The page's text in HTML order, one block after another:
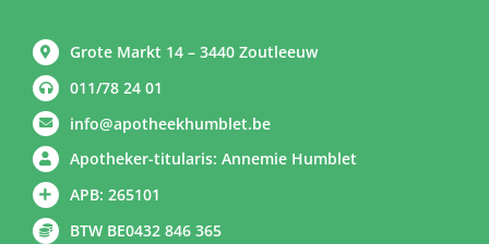
Grote Markt 14 – 3440 Zoutleeuw
011/78 24 01
info@apotheekhumblet.be
Apotheker-titularis: Annemie Humblet
APB: 265101
BTW BE0432 846 365